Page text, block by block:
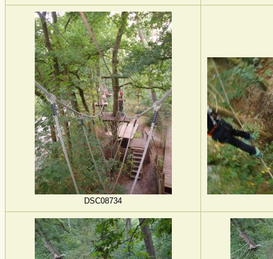
DSC08734